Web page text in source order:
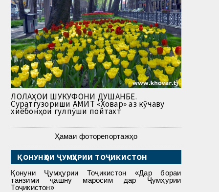
ЛОЛАҲОИ ШУКУФОНИ ДУШАНБЕ.
Суратгузориши АМИТ «Ховар» аз кӯчаву
хиёбонҳои гулпӯши пойтахт
Ҳамаи фоторепортажҳо
ҚОНУНҲОИ ҶУМҲУРИИ ТОҶИКИСТОН
Қонуни Ҷумҳурии Тоҷикистон «Дар бораи
танзими ҷашну маросим дар Ҷумҳурии
Тоҷикистон»